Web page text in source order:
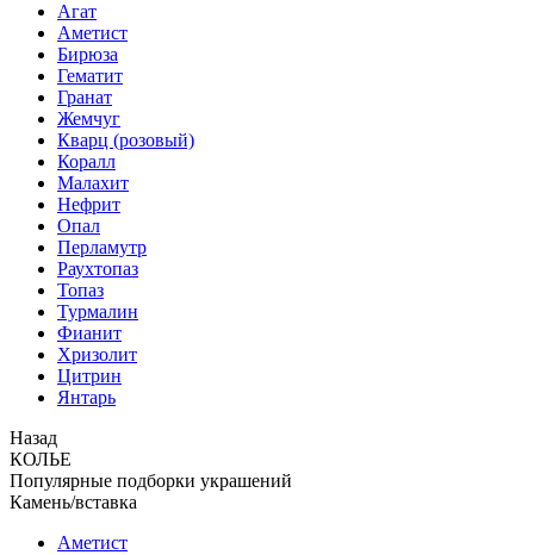
Агат
Аметист
Бирюза
Гематит
Гранат
Жемчуг
Кварц (розовый)
Коралл
Малахит
Нефрит
Опал
Перламутр
Раухтопаз
Топаз
Турмалин
Фианит
Хризолит
Цитрин
Янтарь
Назад
КОЛЬЕ
Популярные подборки украшений
Камень/вставка
Аметист